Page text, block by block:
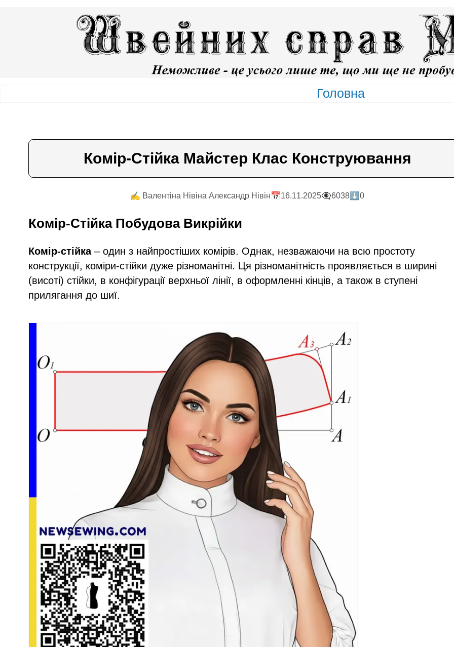
Головна
Комір-Стійка Майстер Клас Конструювання
✍️ Валентiна Нiвiна Александр Нiвiн📅16.11.2025👁️‍🗨️6038 ⬇️0
Комір-Стійка Побудова Викрійки
Комір-стійка– один з найпростіших комірів. Однак, незважаючи на всю простоту
конструкції, коміри-стійки дуже різноманітні. Ця різноманітність проявляється в ширині
(висоті) стійки, в конфігурації верхньої лінії, в оформленні кінців, а також в ступені
прилягання до шиї.